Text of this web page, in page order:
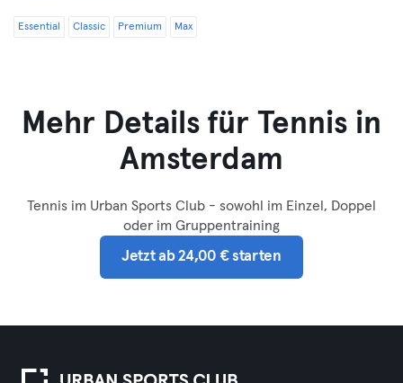
Essential Classic Premium Max
Mehr Details für Tennis in
Amsterdam
Tennis im Urban Sports Club - sowohl im Einzel, Doppel
oder im Gruppentraining
Jetzt ab 24,00 € starten